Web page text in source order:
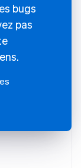
bugs
pas